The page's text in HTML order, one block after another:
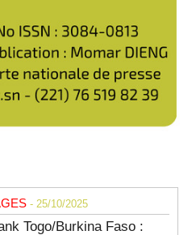
- 25/10/2025
Togo/Burkina Faso :